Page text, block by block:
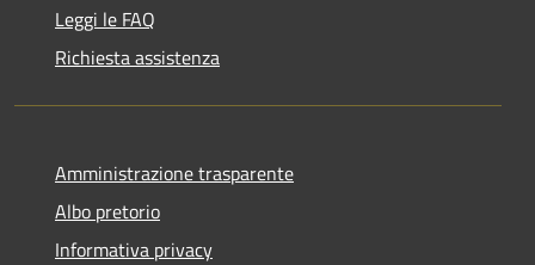
Leggi le FAQ
Richiesta assistenza
Amministrazione trasparente
Albo pretorio
Informativa privacy